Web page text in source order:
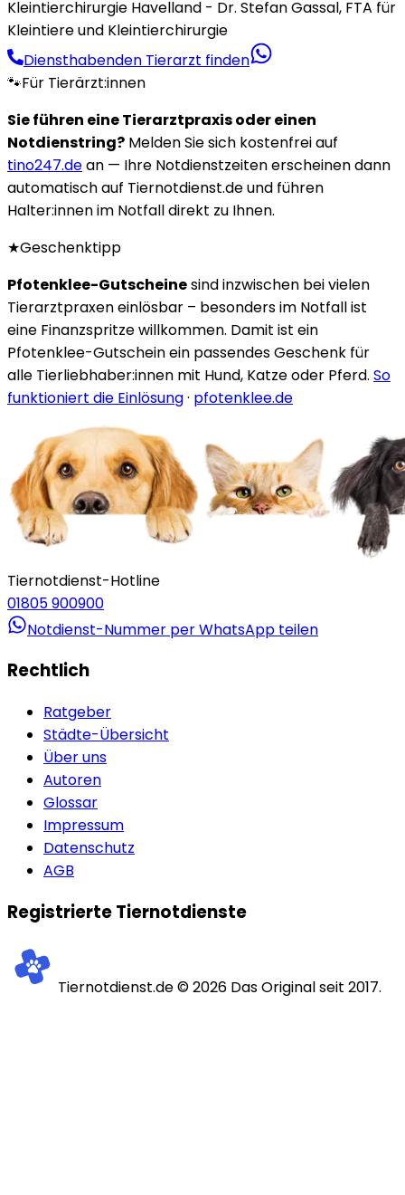
Kleintierchirurgie Havelland - Dr. Stefan Gassal, FTA für
Kleintiere und Kleintierchirurgie
Diensthabenden Tierarzt finden
🐾Für Tierärzt:innen
Sie führen eine Tierarztpraxis oder einen
Notdienstring? Melden Sie sich kostenfrei auf
tino247.dean — Ihre Notdienstzeiten erscheinen dann
automatisch auf Tiernotdienst.de und führen
Halter:innen im Notfall direkt zu Ihnen.
★Geschenktipp
Pfotenklee-Gutscheinesind inzwischen bei vielen
Tierarztpraxen einlösbar – besonders im Notfall ist
eine Finanzspritze willkommen. Damit ist ein
Pfotenklee-Gutschein ein passendes Geschenk für
alle Tierliebhaber:innen mit Hund, Katze oder Pferd. So
funktioniert die Einlösung· pfotenklee.de
Tiernotdienst-Hotline
01805 900900
Notdienst-Nummer per WhatsApp teilen
Rechtlich
Ratgeber
Städte-Übersicht
Über uns
Autoren
Glossar
Impressum
Datenschutz
AGB
Registrierte Tiernotdienste
Tiernotdienst.de ©2026 Das Original seit 2017.